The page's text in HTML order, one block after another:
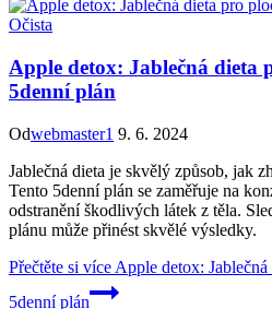
Očista
Apple detox: Jablečná dieta
5denní plán
Odwebmaster1 9. 6. 2024
Jablečná dieta je skvělý způsob, jak
Tento 5denní plán se zaměřuje na
odstranění škodlivých látek z těla.
plánu může přinést skvělé výsledky.
Přečtěte si více Apple detox:
5denní plán